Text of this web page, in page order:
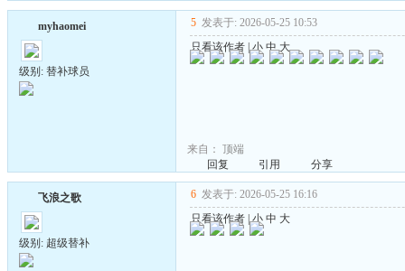
myhaomei
级别: 替补球员
5 发表于: 2026-05-25 10:53
只看该作者 |小 中 大
来自： 顶端
回复
引用 分享
飞浪之歌
级别: 超级替补
6 发表于: 2026-05-25 16:16
只看该作者 |小 中 大